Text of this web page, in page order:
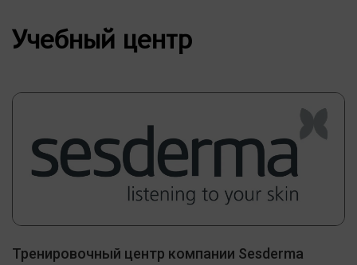
Учебный центр
Тренировочный центр компании Sesderma